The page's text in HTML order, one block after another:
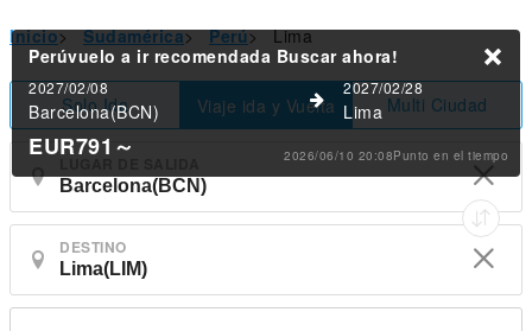
Inicio> Sudamérica> Perú> Lima
Solo Ida Viaje ida y Vuelta Multi Ciudad
DESTINO
Perúvuelo a ir recomendada Buscar ahora!
2027/02/08
Barcelona(BCN)
2027/02/28
Lima
EUR791 ～ 2026/06/10 20:08Punto en el tiempo